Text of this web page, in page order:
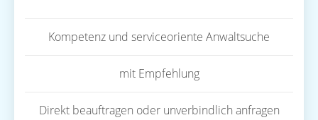
Kompetenz und serviceoriente Anwaltsuche
mit Empfehlung
Direkt beauftragen oder unverbindlich anfragen